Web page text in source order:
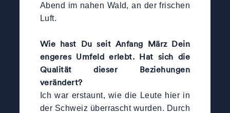
Abend im nahen Wald, an der frischen
Luft.
Wie hast Du seit Anfang März Dein
engeres Umfeld erlebt. Hat sich die
Qualität dieser Beziehungen
verändert?
Ich war erstaunt, wie die Leute hier in
der Schweiz überrascht wurden. Durch